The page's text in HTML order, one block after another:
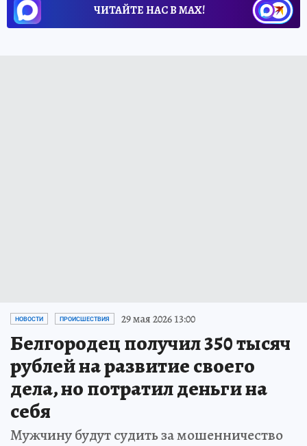
ЧИТАЙТЕ НАС В МАХ!
НОВОСТИ ПРОИСШЕСТВИЯ 29 мая 2026 13:00
Белгородец получил 350 тысяч
рублей на развитие своего
дела, но потратил деньги на
себя
Мужчину будут судить за мошенничество